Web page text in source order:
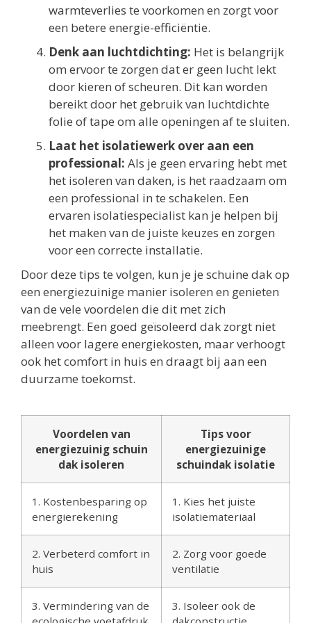
warmteverlies te voorkomen en zorgt voor
een betere energie-efficiëntie.
Denk aan luchtdichting: Het is belangrijk
om ervoor te zorgen dat er geen lucht lekt
door kieren of scheuren. Dit kan worden
bereikt door het gebruik van luchtdichte
folie of tape om alle openingen af te sluiten.
Laat het isolatiewerk over aan een
professional: Als je geen ervaring hebt met
het isoleren van daken, is het raadzaam om
een professional in te schakelen. Een
ervaren isolatiespecialist kan je helpen bij
het maken van de juiste keuzes en zorgen
voor een correcte installatie.
Door deze tips te volgen, kun je je schuine dak op
een energiezuinige manier isoleren en genieten
van de vele voordelen die dit met zich
meebrengt. Een goed geïsoleerd dak zorgt niet
alleen voor lagere energiekosten, maar verhoogt
ook het comfort in huis en draagt bij aan een
duurzame toekomst.
Voordelen van
energiezuinig schuin
dak isoleren
Tips voor
energiezuinige
schuindak isolatie
1. Kostenbesparing op
energierekening
1. Kies het juiste
isolatiemateriaal
2. Verbeterd comfort in
huis
2. Zorg voor goede
ventilatie
3. Vermindering van de
3. Isoleer ook de